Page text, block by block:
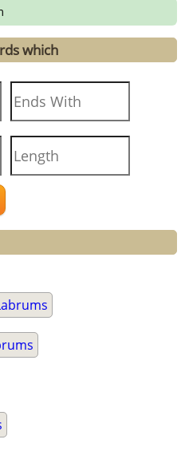
which